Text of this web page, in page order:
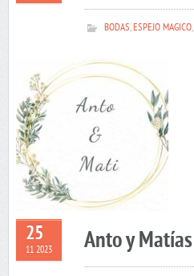
BODAS,ESPEJO MAGICO,
25
11 2023 Anto y Matías